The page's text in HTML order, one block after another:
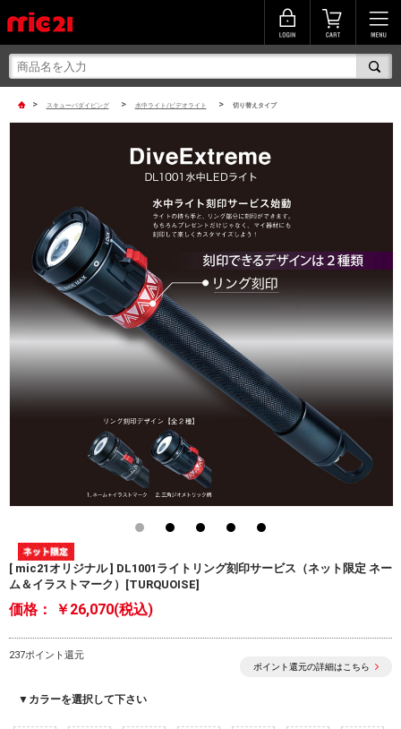
> スキューバダイビング > 水中ライト/ビデオライト > 切り替えタイプ
[ mic21オリジナル ] DL1001ライトリング刻印サービス（ネット限定 ネー
ム＆イラストマーク）[TURQUOISE]
価格： ￥26,070(税込)
237ポイント還元
ポイント還元の詳細はこちら
▼カラーを選択して下さい